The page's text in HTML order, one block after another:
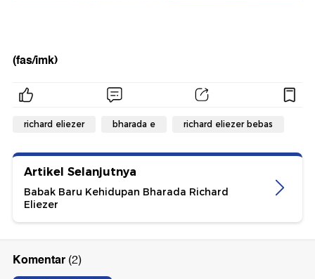
(fas/imk)
richard eliezer bharada e richard eliezer bebas
Artikel Selanjutnya
Babak Baru Kehidupan Bharada Richard
Eliezer